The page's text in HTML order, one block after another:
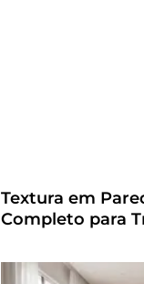
Textura em
Completo para